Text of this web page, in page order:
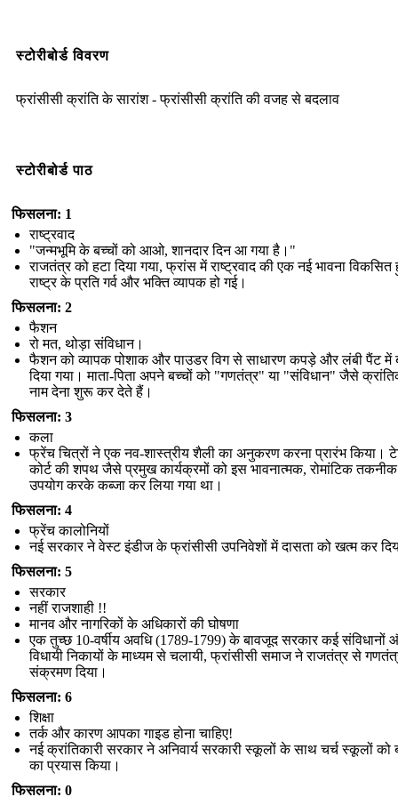
स्टोरीबोर्ड विवरण
फ्रांसीसी क्रांति के सारांश - फ्रांसीसी क्रांति की वजह से बदलाव
स्टोरीबोर्ड पाठ
फिसलना: 1
राष्ट्रवाद
"जन्मभूमि के बच्चों को आओ, शानदार दिन आ गया है।"
राजतंत्र को हटा दिया गया, फ्रांस में राष्ट्रवाद की एक नई भावना विकसित
राष्ट्र के प्रति गर्व और भक्ति व्यापक हो गई।
फिसलना: 2
फैशन
रो मत, थोड़ा संविधान।
फैशन को व्यापक पोशाक और पाउडर विग से साधारण कपड़े और लंबी पैंट में
दिया गया। माता-पिता अपने बच्चों को "गणतंत्र" या "संविधान" जैसे
नाम देना शुरू कर देते हैं।
फिसलना: 3
कला
फ्रेंच चित्रों ने एक नव-शास्त्रीय शैली का अनुकरण करना प्रारंभ किया।
कोर्ट की शपथ जैसे प्रमुख कार्यक्रमों को इस भावनात्मक, रोमांटिक
उपयोग करके कब्जा कर लिया गया था।
फिसलना: 4
फ्रेंच कालोनियों
नई सरकार ने वेस्ट इंडीज के फ्रांसीसी उपनिवेशों में दासता को खत्म कर
फिसलना: 5
सरकार
नहीं राजशाही !!
मानव और नागरिकों के अधिकारों की घोषणा
एक तुच्छ 10-वर्षीय अवधि (1789-1799) के बावजूद सरकार कई संविधानों
विधायी निकायों के माध्यम से चलायी, फ्रांसीसी समाज ने राजतंत्र से
संक्रमण दिया।
फिसलना: 6
शिक्षा
तर्क और कारण आपका गाइड होना चाहिए!
नई क्रांतिकारी सरकार ने अनिवार्य सरकारी स्कूलों के साथ चर्च स्कूलों को
का प्रयास किया।
फिसलना: 0